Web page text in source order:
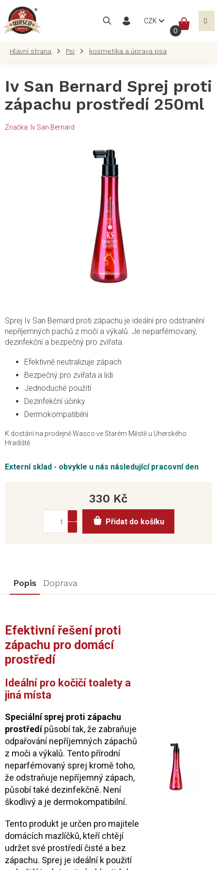
obsah
CZK
Psi kosmetika a úprava psa
Iv San Bernard Sprej proti
zápachu prostředí 250ml
Značka: Iv San Bernard
Externí sklad - obvykle u nás následující pracovní den
Sprej Iv San Bernard proti zápachu je ideální pro odstranění
nepříjemných pachů z moči a výkalů. Je neparfémovaný,
dezinfekční a bezpečný pro zvířata.
Efektivně neutralizuje zápach
Bezpečný pro zvířata a lidi
Jednoduché použití
Dezinfekční účinky
Dermokompatibilní
K dostání na prodejně Wasco ve Starém Městě u Uherského
Hradiště.
330 Kč
cena:
Přidat do košíku
Popis Doprava
Efektivní řešení proti
zápachu pro domácí
prostředí
Ideální pro kočičí toalety a
jiná místa
Speciální sprej proti zápachu
prostředípůsobí tak, že zabraňuje
odpařování nepříjemných zápachů
z moči a výkalů. Tento přírodní
neparfémovaný sprej kromě toho,
že odstraňuje nepříjemný zápach,
působí také dezinfekčně. Není
škodlivý a je dermokompatibilní.
Tento produkt je určen pro majitele
domácích mazlíčků, kteří chtějí
udržet své prostředí čisté a bez
zápachu. Sprej je ideální k použití